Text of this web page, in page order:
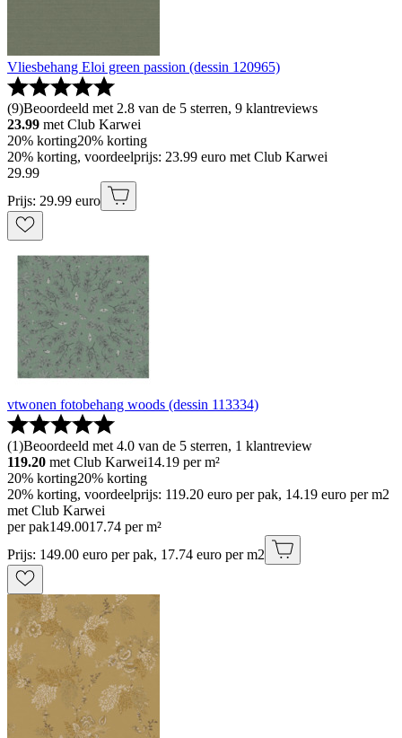
Vliesbehang Eloi green passion (dessin 120965)
(9)Beoordeeld met 2.8 van de 5 sterren, 9 klantreviews
23.99 met Club Karwei
20% korting20% korting
20% korting, voordeelprijs: 23.99 euro met Club Karwei
29.99
Prijs: 29.99 euro
vtwonen fotobehang woods (dessin 113334)
(1)Beoordeeld met 4.0 van de 5 sterren, 1 klantreview
119.20 met Club Karwei14.19 per m²
20% korting20% korting
20% korting, voordeelprijs: 119.20 euro per pak, 14.19 euro per m2
met Club Karwei
per pak149.0017.74 per m²
Prijs: 149.00 euro per pak, 17.74 euro per m2